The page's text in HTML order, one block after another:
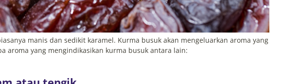
manis dan sedikit karamel. Kurma busuk akan mengeluarkan aroma yang
aroma yang mengindikasikan kurma busuk antara lain: